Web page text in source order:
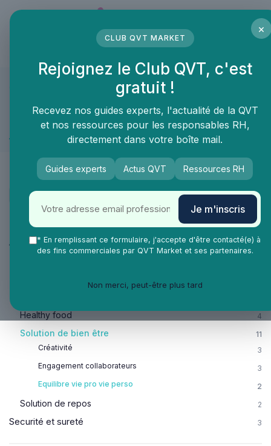
Prévention sante et bien-être
Prévention sante et bien-être ≫ Solution de bien être
Equilibre vie pro vie perso
Catégories
Aménagement des espaces de travail 47
Healthy food 4
Solution de bien être
11
Créativité
3
Engagement collaborateurs
3
Equilibre vie pro vie perso
2
Solution de repos 2
Securité et sureté 3
×
CLUB QVT MARKET
Rejoignez le Club QVT, c'est
gratuit !
Recevez nos guides experts, l'actualité de la QVT
et nos ressources pour les responsables RH,
directement dans votre boîte mail.
Guides experts Actus QVT Ressources RH
Je m'inscris
* En remplissant ce formulaire, j'accepte d'être contacté(e) à
des fins commerciales par QVT Market et ses partenaires.
Non merci, peut-être plus tard
Panneau de gestion des cookies